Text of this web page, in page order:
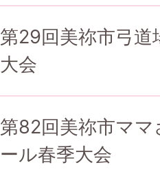
第29回美祢市弓道
大会
第82回美祢市マ
ール春季大会